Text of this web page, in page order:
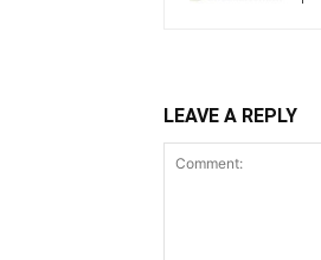
LEAVE A REPLY